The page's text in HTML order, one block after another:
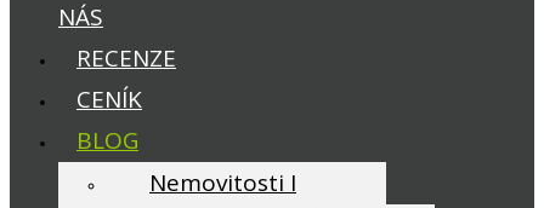
NÁS
RECENZE
CENÍK
BLOG
Nemovitosti I